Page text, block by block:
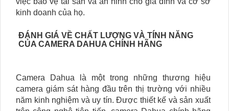
kinh doanh của họ.
ĐÁNH GIÁ VỀ CHẤT LƯỢNG VÀ TÍNH NĂNG
CỦA CAMERA DAHUA CHÍNH HÃNG
Camera Dahua là một trong những thương hiệu
camera giám sát hàng đầu trên thị trường với nhiều
năm kinh nghiệm và uy tín. Được thiết kế và sản xuất